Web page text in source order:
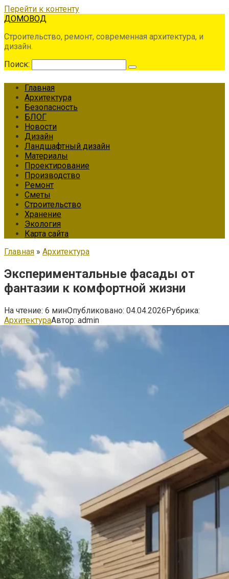
Перейти к контенту
ДОМОВОД
Строительство, ремонт, современная архитектура, и
дизайн.
Поиск:
Главная
Архитектура
Безопасность
БЛОГ
Новости
Дизайн
Ландшафтный дизайн
Материалы
Проектирование
Производство
Ремонт
Сметы
Строительство
Хранение
Экология
Карта сайта
Главная » Архитектура
Экспериментальные фасады от
фантазии к комфортной жизни
На чтение: 6 минОпубликовано: 04.04.2026Рубрика:
АрхитектураАвтор: admin